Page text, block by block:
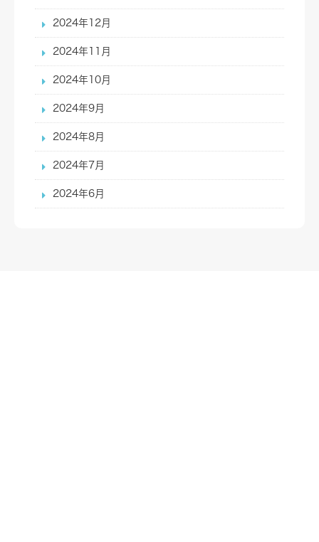
2024年12月
2024年11月
2024年10月
2024年9月
2024年8月
2024年7月
2024年6月